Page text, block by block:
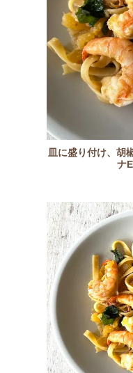
皿に盛り付け、胡
ナ